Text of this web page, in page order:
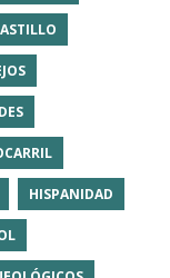
HISPANIDAD